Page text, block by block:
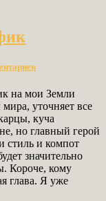
на мои Земли
уточняет все
куча
но главный герой
стиль и компот
значительно
Короче, кому
глава. Я уже